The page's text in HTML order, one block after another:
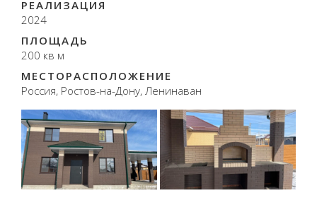
РЕАЛИЗАЦИЯ
2024
ПЛОЩАДЬ
200 кв м
МЕСТОРАСПОЛОЖЕНИЕ
Россия, Ростов-на-Дону, Ленинаван